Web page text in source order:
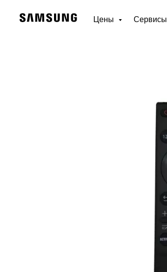
Цены Сервисы